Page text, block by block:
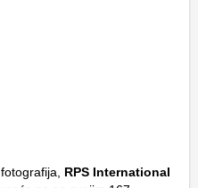
RPS International